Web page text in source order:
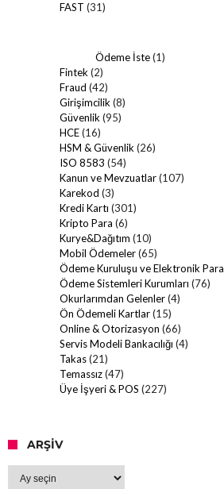
FAST (31)
Ödeme İste(1)
Fintek(2)
Fraud (42)
Girişimcilik(8)
Güvenlik(95)
HCE(16)
HSM & Güvenlik(26)
ISO 8583 (54)
Kanun ve Mevzuatlar(107)
Karekod (3)
Kredi Kartı (301)
Kripto Para (6)
Kurye&Dağıtım (10)
Mobil Ödemeler(65)
Ödeme Kuruluşu ve Elektronik Para
Ödeme Sistemleri Kurumları (76)
Okurlarımdan Gelenler(4)
Ön Ödemeli Kartlar(15)
Online & Otorizasyon (66)
Servis Modeli Bankacılığı (4)
Takas(21)
Temassız(47)
Üye İşyeri & POS (227)
ARŞIV
Arşiv